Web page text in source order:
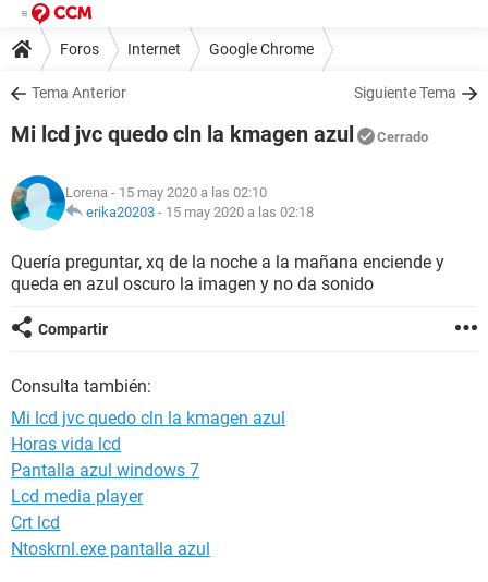
Foros Internet Google Chrome
Tema Anterior Siguiente Tema
Mi lcd jvc quedo cln la kmagen azul Cerrado
Lorena - 15 may 2020 a las 02:10
erika20203 - 15 may 2020 a las 02:18
Quería preguntar, xq de la noche a la mañana enciende y
queda en azul oscuro la imagen y no da sonido
Compartir
Consulta también:
Mi lcd jvc quedo cln la kmagen azul
Horas vida lcd
Pantalla azul windows 7
Lcd media player
Crt lcd
Ntoskrnl.exe pantalla azul